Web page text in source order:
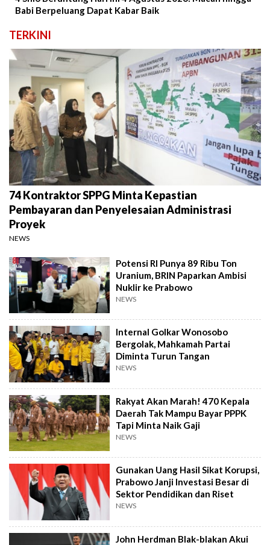
Babi Berpeluang Dapat Kabar Baik
TERKINI
74 Kontraktor SPPG Minta Kepastian
Pembayaran dan Penyelesaian Administrasi
Proyek
NEWS
Potensi RI Punya 89 Ribu Ton
Uranium, BRIN Paparkan Ambisi
Nuklir ke Prabowo
NEWS
Internal Golkar Wonosobo
Bergolak, Mahkamah Partai
Diminta Turun Tangan
NEWS
Rakyat Akan Marah! 470 Kepala
Daerah Tak Mampu Bayar PPPK
Tapi Minta Naik Gaji
NEWS
Gunakan Uang Hasil Sikat Korupsi,
Prabowo Janji Investasi Besar di
Sektor Pendidikan dan Riset
NEWS
John Herdman Blak-blakan Akui